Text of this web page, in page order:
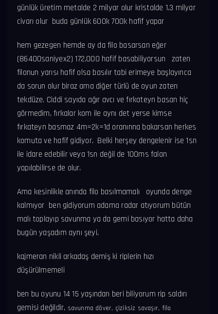
günlük üretim metalde 2 milyar olur kristalde 1,3 milyar
civarı olur buda günlük 600k 700k hafif yapar
hem gezegen hemde ay da filo basarsan eğer
(86400saniyex2) 172.000 hafif basabiliyorsun zaten
filonun yarısı hafif olsa basılır tabi erimeye başlayınca
da sorun olur biraz ama diğer türlü de oyun zaten
tekdüze. Ciddi sayıda ağır avcı ve fırkateyn basan hiç
görmedim, fırkalar kom ile aynı det yerse kimse
fırkateyn basmaz 4m=2k=1d oranınna bakarsan herkes
komuta ve hafif gidiyor. Belki herşey dengelenir ise 1sn
ile idare edebilir veya 1sn değil de 100ms falan
yapılabilirse de olur.
Ama kesinlikle anında filo basılmamalı oyunda denge
kalmıyor ben gidiyorum adama radar atıyorum bütün
malı toplayıp savunma ya da gemi basıyor hatta daha
bugün yaşadım aynı şeyi.
kajmeran nikli arkadaş demiş ki riplerin hızı
düşürülmemeli
ben bu oyunu 14 15 yaşından beri biliyorum rip saldırı
gemisi değildir, savunma döver, çiziksiz savaşır, filo